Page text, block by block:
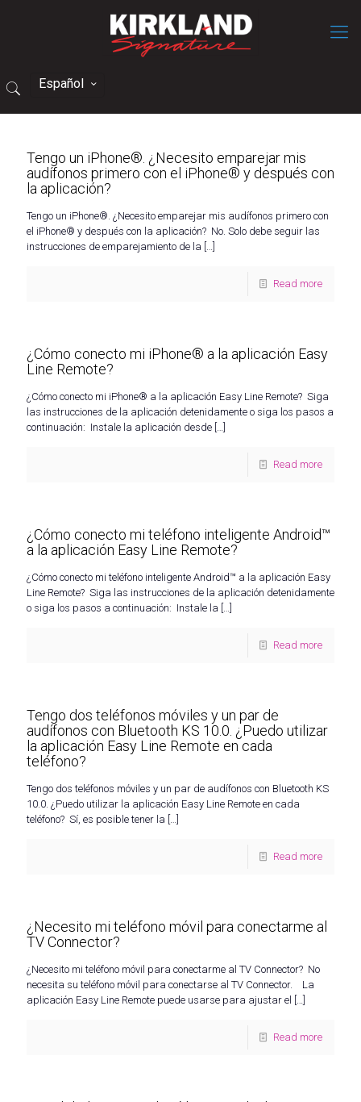
Español
Tengo un iPhone®. ¿Necesito emparejar mis
audífonos primero con el iPhone® y después con
la aplicación?
Tengo un iPhone®. ¿Necesito emparejar mis audífonos primero con
el iPhone® y después con la aplicación? No. Solo debe seguir las
instrucciones de emparejamiento de la […]
Read more
¿Cómo conecto mi iPhone® a la aplicación Easy
Line Remote?
¿Cómo conecto mi iPhone® a la aplicación Easy Line Remote? Siga
las instrucciones de la aplicación detenidamente o siga los pasos a
continuación: Instale la aplicación desde […]
Read more
¿Cómo conecto mi teléfono inteligente Android™
a la aplicación Easy Line Remote?
¿Cómo conecto mi teléfono inteligente Android™ a la aplicación Easy
Line Remote? Siga las instrucciones de la aplicación detenidamente
o siga los pasos a continuación: Instale la […]
Read more
Tengo dos teléfonos móviles y un par de
audífonos con Bluetooth KS 10.0. ¿Puedo utilizar
la aplicación Easy Line Remote en cada
teléfono?
Tengo dos teléfonos móviles y un par de audífonos con Bluetooth KS
10.0. ¿Puedo utilizar la aplicación Easy Line Remote en cada
teléfono? Sí, es posible tener la […]
Read more
¿Necesito mi teléfono móvil para conectarme al
TV Connector?
¿Necesito mi teléfono móvil para conectarme al TV Connector? No
necesita su teléfono móvil para conectarse al TV Connector. La
aplicación Easy Line Remote puede usarse para ajustar el
[…]
Read more